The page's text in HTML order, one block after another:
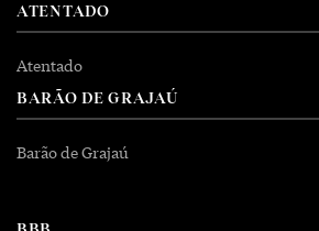
ATENTADO
Atentado
BARÃO DE GRAJAÚ
Barão de Grajaú